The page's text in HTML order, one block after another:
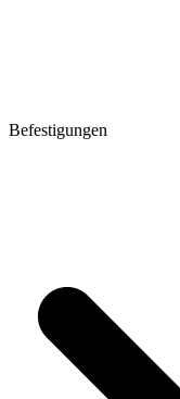
Befestigungen